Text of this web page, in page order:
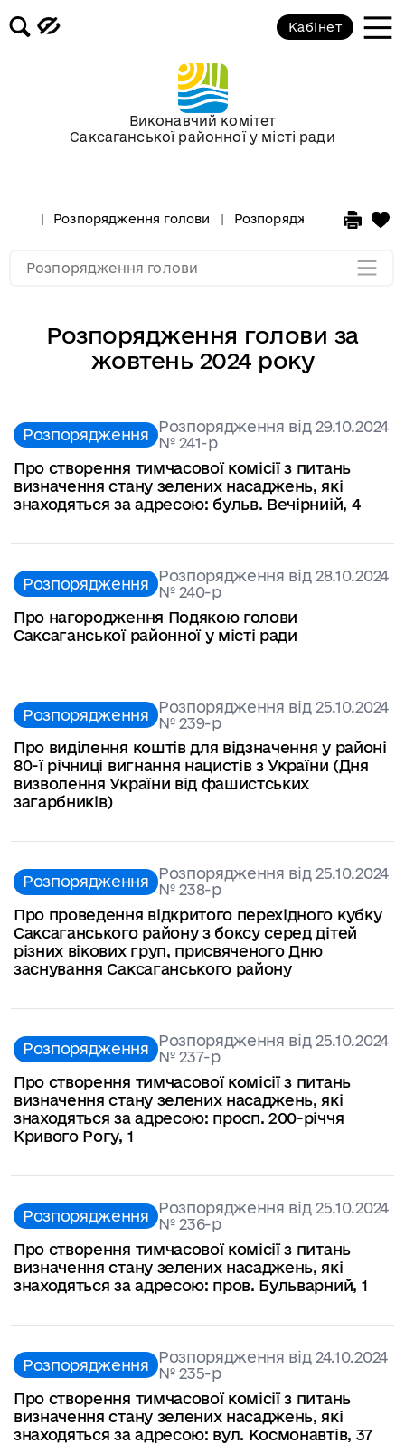
Виконавчий комітет
Саксаганської районної у місті ради
Кабінет
Розпорядження голови Розпорядження голови
Розпорядження голови за
жовтень 2024 року
Розпорядження Розпорядження від 29.10.2024
№ 241-p
Про створення тимчасової комісії з питань
визначення стану зелених насаджень, які
знаходяться за адресою: бульв. Вечірниій, 4
Розпорядження Розпорядження від 28.10.2024
№ 240-p
Про нагородження Подякою голови
Саксаганської районної у місті ради
Розпорядження Розпорядження від 25.10.2024
№ 239-p
Про виділення коштів для відзначення у районі
80-ї річниці вигнання нацистів з України (Дня
визволення України від фашистських
загарбників)
Розпорядження Розпорядження від 25.10.2024
№ 238-p
Про проведення відкритого перехідного кубку
Саксаганського району з боксу серед дітей
різних вікових груп, присвяченого Дню
заснування Саксаганського району
Розпорядження Розпорядження від 25.10.2024
№ 237-p
Про створення тимчасової комісії з питань
визначення стану зелених насаджень, які
знаходяться за адресою: просп. 200-річчя
Кривого Рогу, 1
Розпорядження Розпорядження від 25.10.2024
№ 236-p
Про створення тимчасової комісії з питань
визначення стану зелених насаджень, які
знаходяться за адресою: пров. Бульварний, 1
Розпорядження Розпорядження від 24.10.2024
№ 235-p
Про створення тимчасової комісії з питань
визначення стану зелених насаджень, які
знаходяться за адресою: вул. Космонавтів, 37
Розпорядження голови
Розпорядження голови за 2017 рік